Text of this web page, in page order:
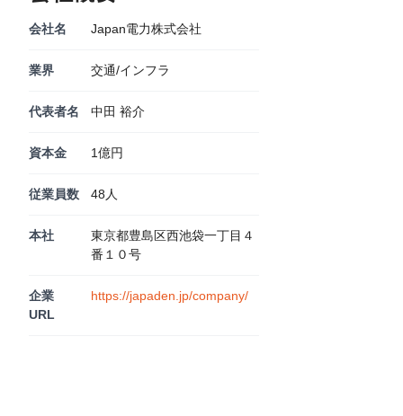
会社名 Japan電力株式会社
業界 交通/インフラ
代表者名 中田 裕介
資本金 1億円
従業員数 48人
本社
東京都豊島区西池袋一丁目４
番１０号
企業
URL
https://japaden.jp/company/